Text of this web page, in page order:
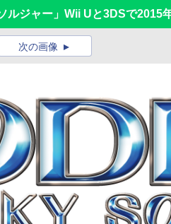
ルジャー」Wii Uと3DSで2015
次の画像